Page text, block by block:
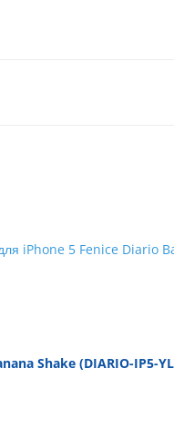
Shake (DIARIO-IP5-